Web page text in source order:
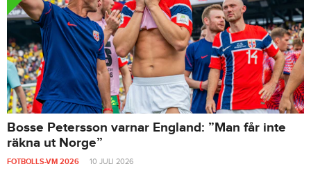
Bosse Petersson varnar England: ”Man får inte
räkna ut Norge”
FOTBOLLS-VM 2026 10 JULI 2026